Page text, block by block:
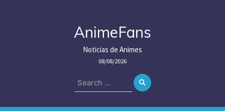
AnimeFans
Noticias de Animes
08/08/2026
Search
for: